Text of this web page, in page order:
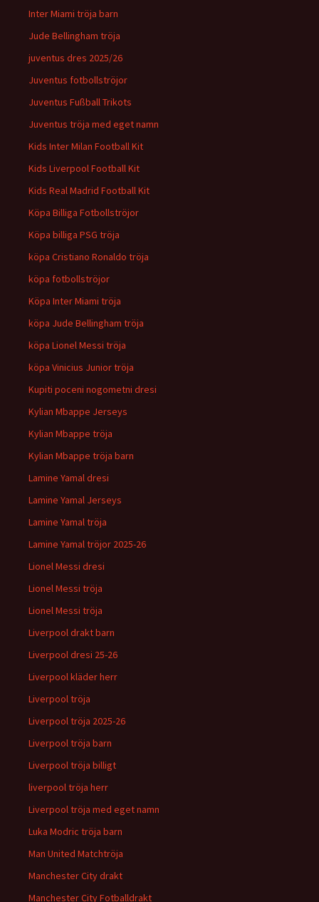
Inter Miami tröja barn
Jude Bellingham tröja
juventus dres 2025/26
Juventus fotbollströjor
Juventus Fußball Trikots
Juventus tröja med eget namn
Kids Inter Milan Football Kit
Kids Liverpool Football Kit
Kids Real Madrid Football Kit
Köpa Billiga Fotbollströjor
Köpa billiga PSG tröja
köpa Cristiano Ronaldo tröja
köpa fotbollströjor
Köpa Inter Miami tröja
köpa Jude Bellingham tröja
köpa Lionel Messi tröja
köpa Vinicius Junior tröja
Kupiti poceni nogometni dresi
Kylian Mbappe Jerseys
Kylian Mbappe tröja
Kylian Mbappe tröja barn
Lamine Yamal dresi
Lamine Yamal Jerseys
Lamine Yamal tröja
Lamine Yamal tröjor 2025-26
Lionel Messi dresi
Lionel Messi tröja
Lionel Messi tröja
Liverpool drakt barn
Liverpool dresi 25-26
Liverpool kläder herr
Liverpool tröja
Liverpool tröja 2025-26
Liverpool tröja barn
Liverpool tröja billigt
liverpool tröja herr
Liverpool tröja med eget namn
Luka Modric tröja barn
Man United Matchtröja
Manchester City drakt
Manchester City Fotballdrakt